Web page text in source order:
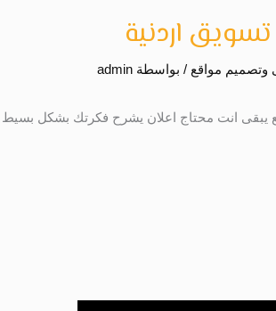
اردنية
مواقع / بواسطة admin
يبقى انت محتاج اعلان يشرح فكرتك بشكل